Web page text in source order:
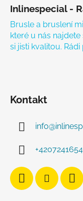
Inlinespecial -
Brusle a bruslení
které u nás
si jisti kvalitou.
Kontakt
info@